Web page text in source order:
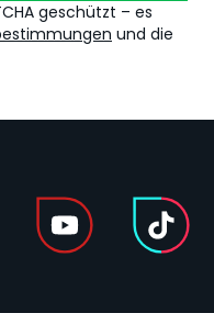
geschützt – es
und die